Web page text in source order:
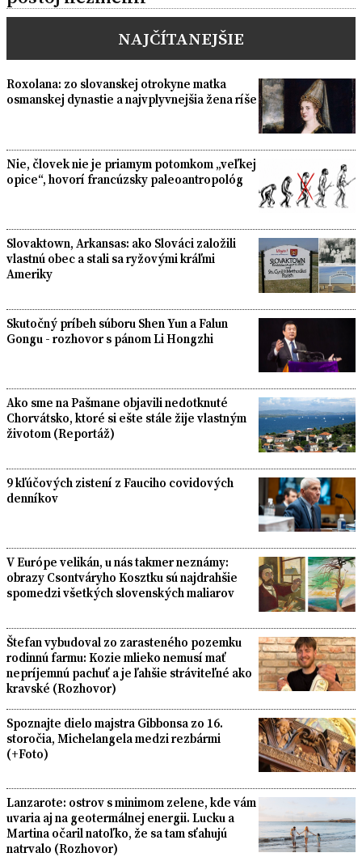
NAJČÍTANEJŠIE
Roxolana: zo slovanskej otrokyne matka
osmanskej dynastie a najvplyvnejšia žena ríše
Nie, človek nie je priamym potomkom „veľkej
opice“, hovorí francúzsky paleoantropológ
Slovaktown, Arkansas: ako Slováci založili
vlastnú obec a stali sa ryžovými kráľmi
Ameriky
Skutočný príbeh súboru Shen Yun a Falun
Gongu - rozhovor s pánom Li Hongzhi
Ako sme na Pašmane objavili nedotknuté
Chorvátsko, ktoré si ešte stále žije vlastným
životom (Reportáž)
9 kľúčových zistení z Fauciho covidových
denníkov
V Európe velikán, u nás takmer neznámy:
obrazy Csontváryho Kosztku sú najdrahšie
spomedzi všetkých slovenských maliarov
Štefan vybudoval zo zarasteného pozemku
rodinnú farmu: Kozie mlieko nemusí mať
nepríjemnú pachuť a je ľahšie stráviteľné ako
kravské (Rozhovor)
Spoznajte dielo majstra Gibbonsa zo 16.
storočia, Michelangela medzi rezbármi
(+Foto)
Lanzarote: ostrov s minimom zelene, kde vám
uvaria aj na geotermálnej energii. Lucku a
Martina očaril natoľko, že sa tam sťahujú
natrvalo (Rozhovor)